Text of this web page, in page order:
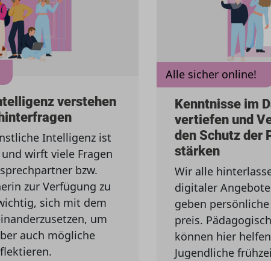
verstehen
Intelligenz ist
wirft viele Fragen
bzw.
zur Verfügung zu
sich mit dem
um
auch mögliche
Alle sicher online!
Kenntnisse im
vertiefen und
den Schutz der
stärken
Wir alle
digitaler
geben
preis.
können hier
Jugendliche